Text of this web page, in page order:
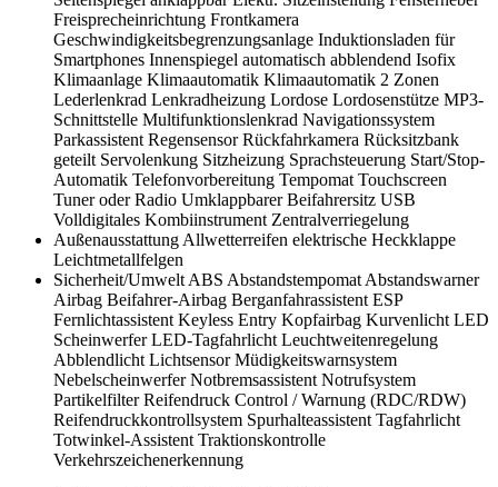
Freisprecheinrichtung Frontkamera
Geschwindigkeitsbegrenzungsanlage Induktionsladen für
Smartphones Innenspiegel automatisch abblendend Isofix
Klimaanlage Klimaautomatik Klimaautomatik 2 Zonen
Lederlenkrad Lenkradheizung Lordose Lordosenstütze MP3-
Schnittstelle Multifunktionslenkrad Navigationssystem
Parkassistent RegensensorRückfahrkamera Rücksitzbank
geteilt Servolenkung Sitzheizung Sprachsteuerung Start/Stop-
Automatik Telefonvorbereitung Tempomat Touchscreen
Tuner oder Radio Umklappbarer Beifahrersitz USB
Volldigitales Kombiinstrument Zentralverriegelung
Außenausstattung Allwetterreifen elektrische Heckklappe
Leichtmetallfelgen
Sicherheit/Umwelt ABS Abstandstempomat Abstandswarner
Airbag Beifahrer-Airbag Berganfahrassistent ESP
Fernlichtassistent Keyless Entry Kopfairbag Kurvenlicht LED
ScheinwerferLED-Tagfahrlicht Leuchtweitenregelung
Abblendlicht LichtsensorMüdigkeitswarnsystem
NebelscheinwerferNotbremsassistent Notrufsystem
PartikelfilterReifendruck Control / Warnung (RDC/RDW)
Reifendruckkontrollsystem Spurhalteassistent Tagfahrlicht
Totwinkel-Assistent Traktionskontrolle
Verkehrszeichenerkennung